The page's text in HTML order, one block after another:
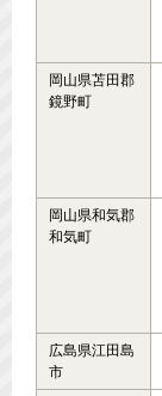
岡山県苫田郡
鏡野町
岡山県和気郡
和気町
広島県江田島
市